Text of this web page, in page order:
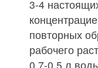
3-4
повторных
рабочего
0,7-0,5 л